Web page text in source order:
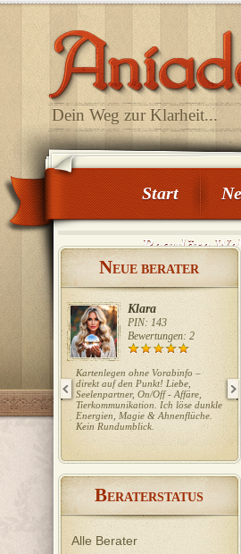
Dein Weg zur Klarheit...
Start
Reguläre
NEUE BERATER
Klara
PIN: 143
Bewertungen: 2
Kartenlegen ohne Vorabinfo –
direkt auf den Punkt! Liebe,
Seelenpartner, On/Off - Affäre,
Tierkommunikation. Ich löse dunkle
Energien, Magie & Ahnenflüche.
Kein Rundumblick.
BERATERSTATUS
Alle Berater